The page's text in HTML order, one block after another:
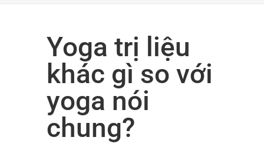
Yoga trị liệu
khác gì so với
yoga nói
chung?